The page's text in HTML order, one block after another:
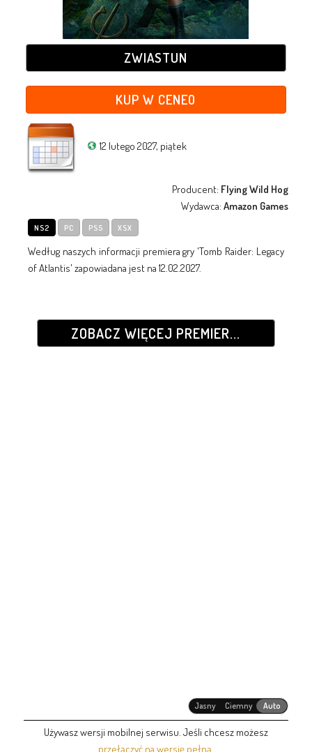
ZWIASTUN
KUP W CENEO
12 lutego 2027, piątek
Producent: Flying Wild Hog
Wydawca:Amazon Games
NS2 PC PS5 XSX
Według naszych informacji premiera gry 'Tomb Raider: Legacy
of Atlantis' zapowiadana jest na 12.02.2027.
ZOBACZ WIĘCEJ PREMIER...
Jasny Ciemny Auto
Używasz wersji mobilnej serwisu. Jeśli chcesz możesz
przełączyć na wersję pełną